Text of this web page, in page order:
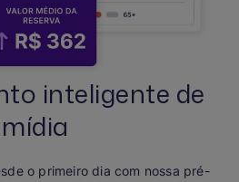
inteligente de
mídia
o primeiro dia com nossa pré-